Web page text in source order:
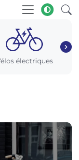
électriques